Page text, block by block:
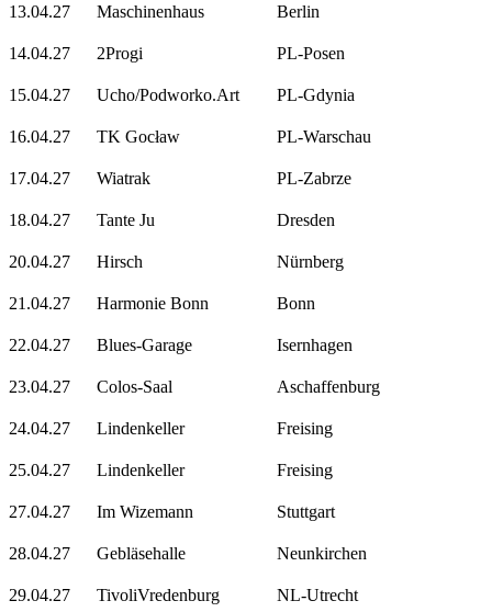
13.04.27 Maschinenhaus Berlin
14.04.27 2Progi PL-Posen
15.04.27 Ucho/Podworko.Art PL-Gdynia
16.04.27 TK Gocław PL-Warschau
17.04.27 Wiatrak PL-Zabrze
18.04.27 Tante Ju Dresden
20.04.27 Hirsch Nürnberg
21.04.27 Harmonie Bonn Bonn
22.04.27 Blues-Garage Isernhagen
23.04.27 Colos-Saal Aschaffenburg
24.04.27 Lindenkeller Freising
25.04.27 Lindenkeller Freising
27.04.27 Im Wizemann Stuttgart
28.04.27 Gebläsehalle Neunkirchen
29.04.27 TivoliVredenburg NL-Utrecht